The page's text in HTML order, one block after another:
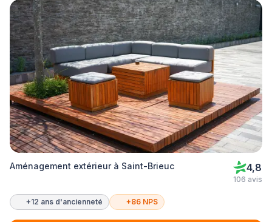
Aménagement extérieur à Saint-Brieuc 4,8
106 avis
+12 ans d'ancienneté +86 NPS